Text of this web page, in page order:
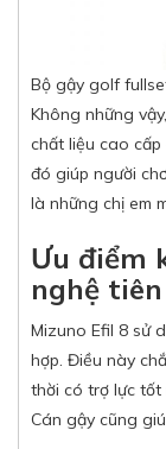
Bộ gậy golf
Không những
chất liệu cao
đó giúp người
là những chị em
Ưu điểm
nghệ
Mizuno Efil 8 sử
hợp. Điều này
thời có trợ lực
Cán gậy cũng